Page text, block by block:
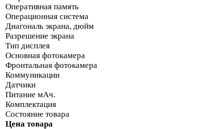
Оперативная память
Операционная система
Диагональ экрана, дюйм
Разрешение экрана
Тип дисплея
Основная фотокамера
Фронтальная фотокамера
Коммуникации
Датчики
Питание мАч.
Комплектация
Состояние товара
Цена товара